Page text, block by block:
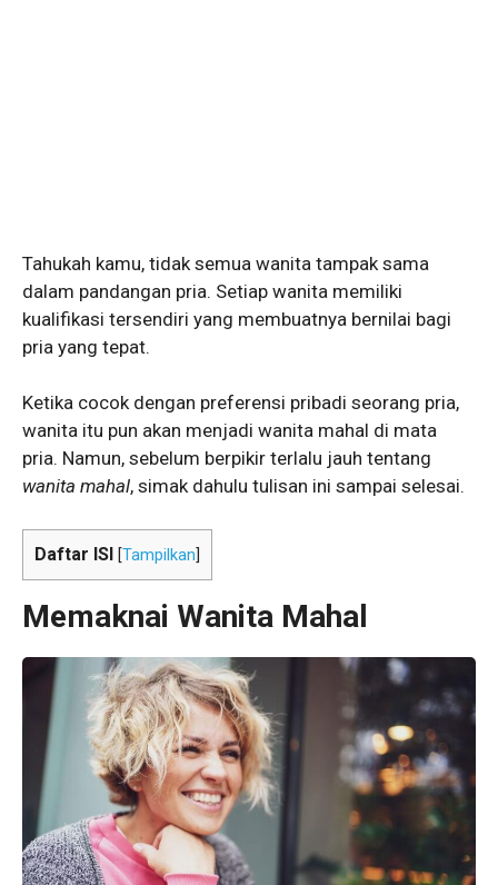
Tahukah kamu, tidak semua wanita tampak sama
dalam pandangan pria. Setiap wanita memiliki
kualifikasi tersendiri yang membuatnya bernilai bagi
pria yang tepat.
Ketika cocok dengan preferensi pribadi seorang pria,
wanita itu pun akan menjadi wanita mahal di mata
pria. Namun, sebelum berpikir terlalu jauh tentang
wanita mahal, simak dahulu tulisan ini sampai selesai.
Daftar ISI [Tampilkan
Memaknai Wanita Mahal